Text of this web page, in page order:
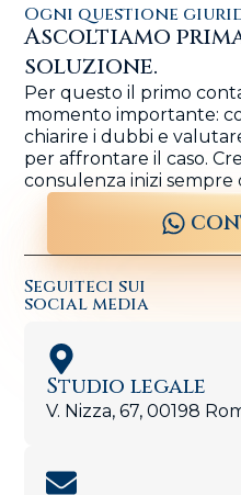
Ogni questione
Ascoltiamo
soluzione.
Per questo il primo
momento importante:
chiarire i dubbi e
per affrontare il caso.
consulenza inizi sempre
Seguiteci sui
social media
Studio legale
V. Nizza, 67, 00198